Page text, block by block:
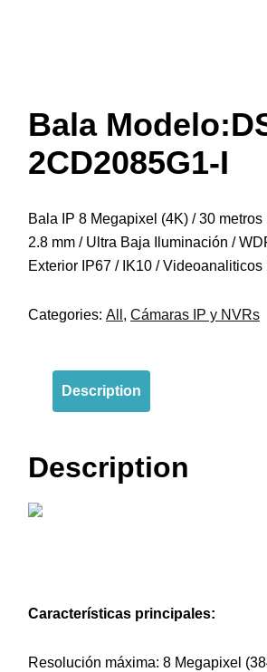
Bala
2CD2085G1-I
Bala IP 8 Megapixel (4K) / 30
2.8 mm / Ultra Baja Iluminación /
Exterior IP67 / IK10 / Videoanaliticos
Categories: All , Cámaras IP y NVRs
Description
Description
Características principales:
Resolución máxima: 8 Megapixel